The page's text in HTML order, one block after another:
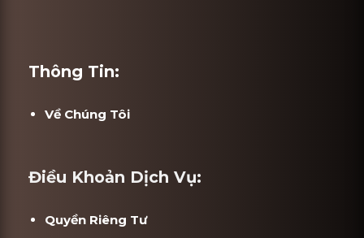
Thông Tin:
Về Chúng Tôi
Điều Khoản Dịch Vụ:
Quyền Riêng Tư